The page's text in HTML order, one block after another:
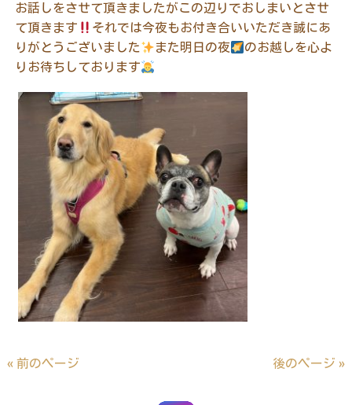
お話しをさせて頂きましたがこの辺りでおしまいとさせ
て頂きます
それでは今夜もお付き合いいただき誠にあ
りがとうございました
また明日の夜
のお越しを心よ
りお待ちしております
« 前のページ 後のページ »